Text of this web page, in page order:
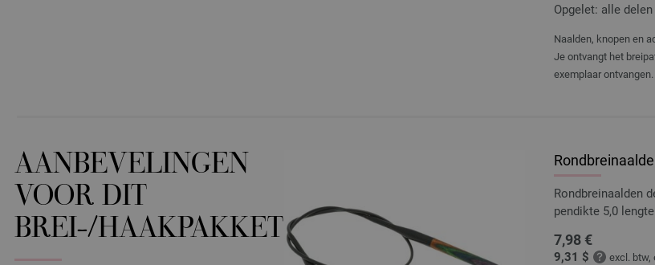
Opgelet: alle
Naalden, knopen en
Je ontvangt het
exemplaar ontvangen.
AANBEVELINGEN
VOOR DIT
BREI-/HAAKPAKKET
Rondbreinaalden
pendikte 5,0
7,98 €
9,31 $ excl. btw,